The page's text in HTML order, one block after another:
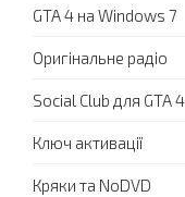
GTA 4 на Windows 7
Оригінальне радіо
Social Club для GTA 4
Ключ активації
Кряки та NoDVD